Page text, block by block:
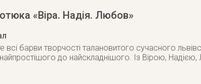
«Віра. Надія. Любов»
барви творчості талановитого сучасного
до найскладнішого. Із Вірою,